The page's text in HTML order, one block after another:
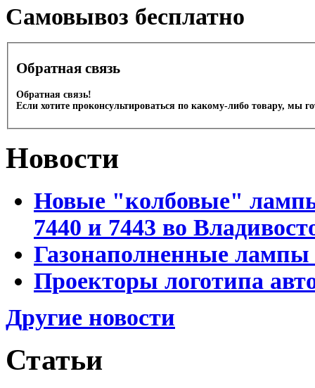
Cамовывоз бесплатно
Обратная связь
Обратная связь!
Если хотите проконсультироваться по какому-либо товару, мы
Новости
Новые "колбовые"
7440 и 7443 во
Газонаполненные лампы
Проекторы логотипа
Другие новости
Статьи